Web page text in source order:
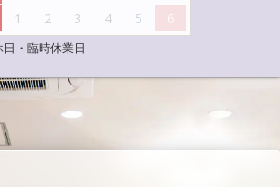
1 2 3 4 5 6
日・臨時休業日